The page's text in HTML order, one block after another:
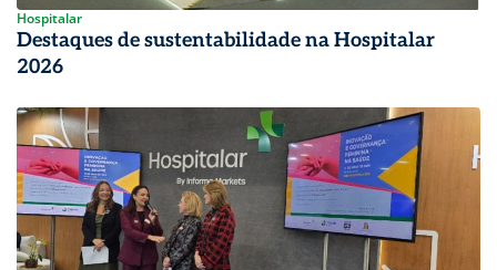
Hospitalar
Destaques de sustentabilidade na Hospitalar
2026